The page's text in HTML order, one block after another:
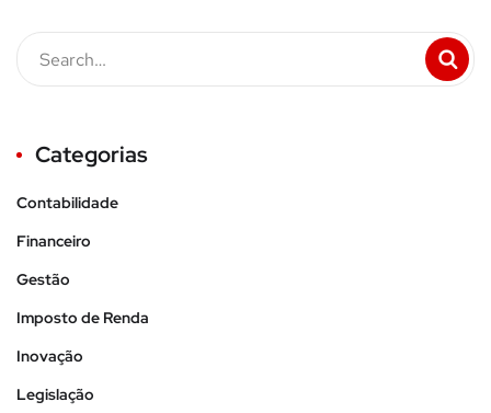
Categorias
Contabilidade
Financeiro
Gestão
Imposto de Renda
Inovação
Legislação